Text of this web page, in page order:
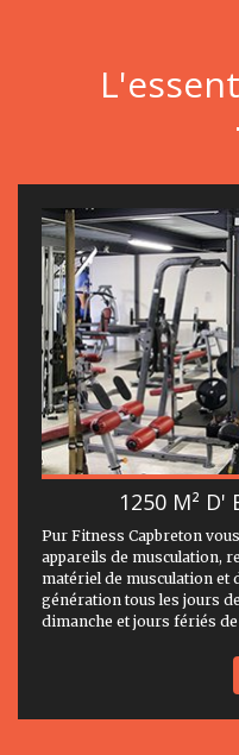
1250 M² D'
Pur Fitness Capbreton
appareils de musculation,
matériel de musculation
génération tous les jours
dimanche et jours fériés de